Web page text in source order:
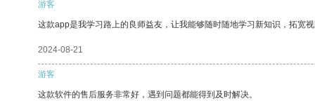
游客
这款app是我学习路上的良师益友，让我能够随时随地学习新知识，拓宽
2024-08-21
游客
这款软件的售后服务非常好，遇到问题都能得到及时解决。